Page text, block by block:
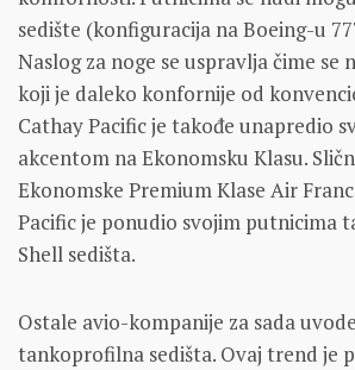
sedište (konfiguracija na Boeing-u
Naslog za noge se uspravlja čime se
koji je daleko konfornije od
Cathay Pacific je takođe unapredio
akcentom na Ekonomsku Klasu.
Ekonomske Premium Klase Air
Pacific je ponudio svojim putnicima
Shell sedišta.
Ostale avio-kompanije za sada
tankoprofilna sedišta. Ovaj trend je